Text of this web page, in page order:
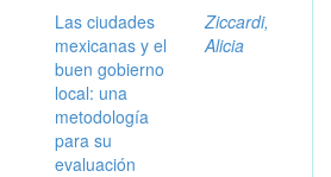
Las ciudades
mexicanas y el
buen gobierno
local: una
metodología
para su
evaluación
Ziccardi,
Alicia